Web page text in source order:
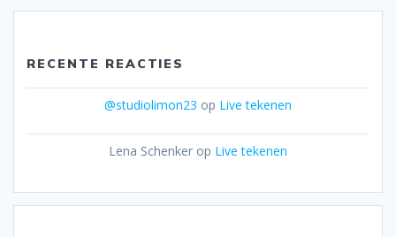
RECENTE REACTIES
@studiolimon23 op Live tekenen
Lena Schenker op Live tekenen